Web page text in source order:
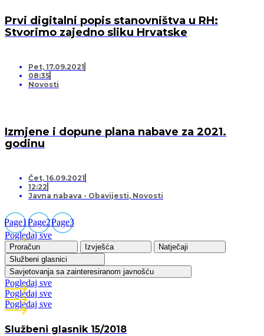
Prvi digitalni popis stanovništva u RH:
Stvorimo zajedno sliku Hrvatske
Pet, 17.09.2021
08:35
Novosti
Izmjene i dopune plana nabave za 2021.
godinu
Čet, 16.09.2021
12:22
Javna nabava - Obavijesti, Novosti
Page1Page2Page3
Pogledaj sve
Proračun Izvješća
Natječaji
Službeni glasnici
Savjetovanja sa zainteresiranom javnošću
Pogledaj sve
Pogledaj sve
Pogledaj sve
Službeni glasnik 15/2018